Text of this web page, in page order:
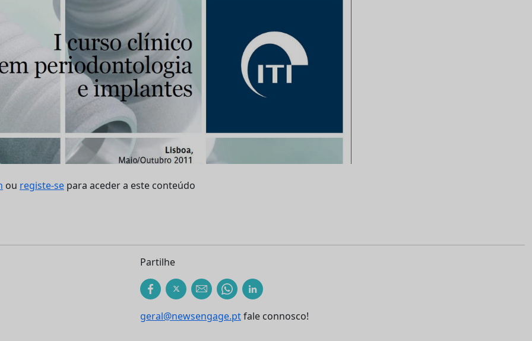
ou registe-se para aceder a este conteúdo
Partilhe
geral@newsengage.ptfale connosco!